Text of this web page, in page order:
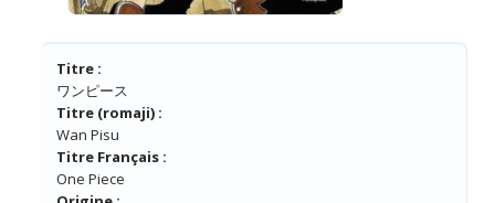
Titre :
ワンピース
Titre (romaji) :
Wan Pisu
Titre Français :
One Piece